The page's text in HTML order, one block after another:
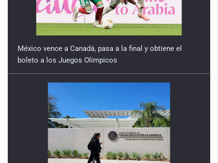
México vence a Canadá, pasa a la final y obtiene el
boleto a los Juegos Olímpicos